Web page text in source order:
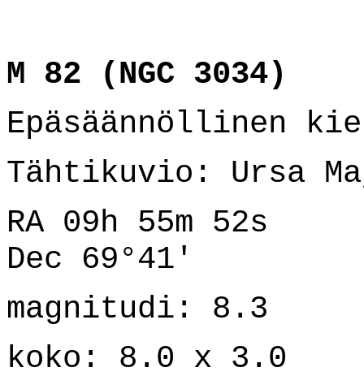
M 82 (NGC 3034)
Epäsäännöllinen
Tähtikuvio: Ursa
RA 09h 55m 52s
Dec 69°41'
magnitudi: 8.3
koko: 8.0 x 3.0